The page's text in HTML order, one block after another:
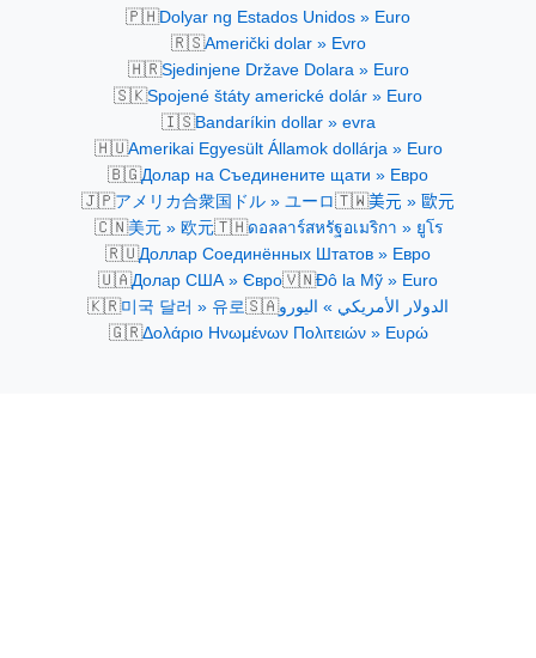
🇵🇭Dolyar ng Estados Unidos » Euro
🇷🇸Američki dolar » Evro
🇭🇷Sjedinjene Države Dolara » Euro
🇸🇰Spojené štáty americké dolár » Euro
🇮🇸Bandaríkin dollar » evra
🇭🇺Amerikai Egyesült Államok dollárja » Euro
🇧🇬Долар на Съединените щати » Евро
🇯🇵アメリカ合衆国ドル » ユーロ🇹🇼美元 » 歐元
🇨🇳美元 » 欧元🇹🇭ดอลลาร์สหรัฐอเมริกา » ยูโร
🇷🇺Доллар Соединённых Штатов » Евро
🇺🇦Долар США » Євро🇻🇳Đô la Mỹ » Euro
🇰🇷미국 달러 » 유로🇸🇦الدولار الأمريكي » اليورو
🇬🇷Δολάριο Ηνωμένων Πολιτειών » Ευρώ